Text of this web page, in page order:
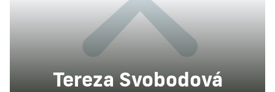
Tereza Svobodová